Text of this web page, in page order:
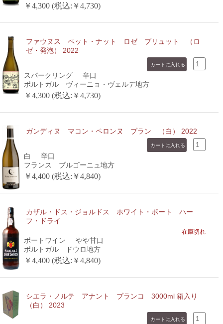
￥4,300 (税込:￥4,730)
ファウヌス ペット・ナット ロゼ ブリュット （ロ
ゼ・発泡） 2022
スパークリング
辛口
ポルトガル ヴィーニョ・ヴェルデ地方
￥4,300 (税込:￥4,730)
ガンディヌ マコン・ペロンヌ ブラン （白） 2022
白
辛口
フランス ブルゴーニュ地方
￥4,400 (税込:￥4,840)
カザル・ドス・ジョルドス ホワイト・ポート ハー
フ・ドライ
在庫切れ
ポートワイン
やや甘口
ポルトガル ドウロ地方
￥4,400 (税込:￥4,840)
シエラ・ノルテ アナント ブランコ 3000ml 箱入り
（白） 2023